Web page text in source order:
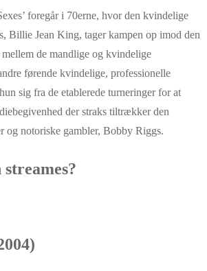
foregår i 70erne, hvor den kvindelige
Billie Jean King, tager kampen op imod den
de mandlige og kvindelige
førende kvindelige, professionelle
sig fra de etablerede turneringer for at
der straks tiltrækker den
og notoriske gambler, Bobby Riggs.